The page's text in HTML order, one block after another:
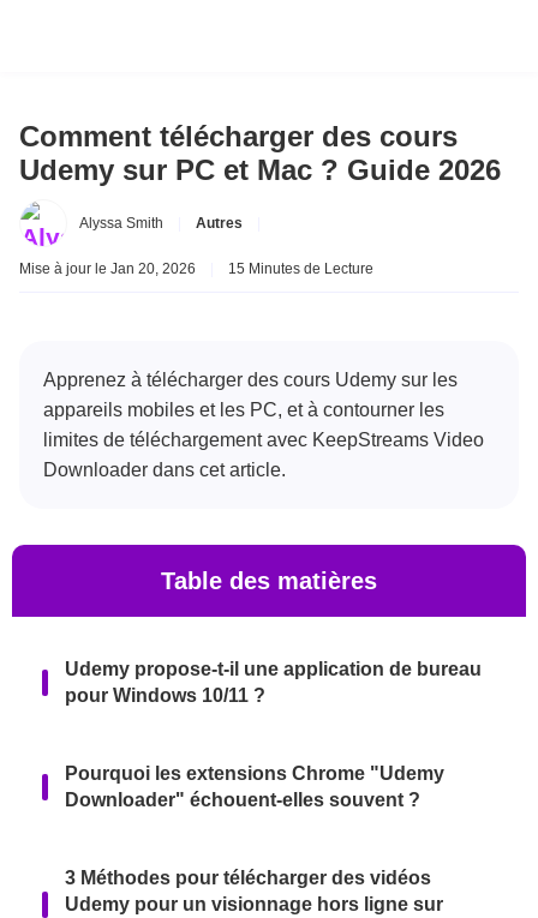
Comment télécharger des cours
Udemy sur PC et Mac ? Guide 2026
Alyssa Smith Autres
Mise à jour le Jan 20, 2026 15 Minutes de Lecture
Apprenez à télécharger des cours Udemy sur les
appareils mobiles et les PC, et à contourner les
limites de téléchargement avec KeepStreams Video
Downloader dans cet article.
Table des matières
Udemy propose-t-il une application de bureau
pour Windows 10/11 ?
Pourquoi les extensions Chrome "Udemy
Downloader" échouent-elles souvent ?
3 Méthodes pour télécharger des vidéos
Udemy pour un visionnage hors ligne sur